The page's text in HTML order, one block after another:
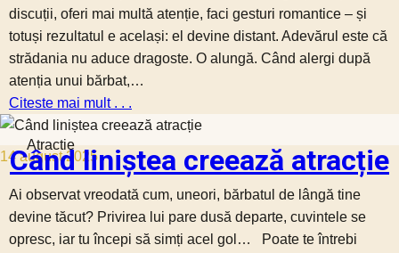
discuții, oferi mai multă atenție, faci gesturi romantice – și
totuși rezultatul e același: el devine distant. Adevărul este că
strădania nu aduce dragoste. O alungă. Când alergi după
atenția unui bărbat,…
Citeste mai mult . . .
14 august 2025
Atractie
Când liniștea creează atracție
Ai observat vreodată cum, uneori, bărbatul de lângă tine
devine tăcut? Privirea lui pare dusă departe, cuvintele se
opresc, iar tu începi să simți acel gol… Poate te întrebi